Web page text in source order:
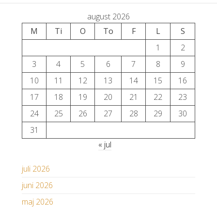
august 2026
M
Ti O To F L
S
1
2
3
4 5 6 7 8
9
10
11 12 13 14 15
16
17
18 19 20 21 22
23
24
25 26 27 28 29
30
31
« jul
juli 2026
juni 2026
maj 2026